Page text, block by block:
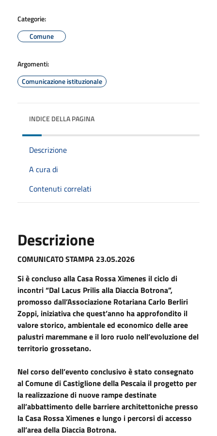
Categorie:
Comune
Argomenti:
Comunicazione istituzionale
INDICE DELLA PAGINA
Descrizione
A cura di
Contenuti correlati
Descrizione
COMUNICATO STAMPA 23.05.2026
Si è concluso alla Casa Rossa Ximenes il ciclo di
incontri “Dal Lacus Prilis alla Diaccia Botrona”,
promosso dall’Associazione Rotariana Carlo Berliri
Zoppi, iniziativa che quest’anno ha approfondito il
valore storico, ambientale ed economico delle aree
palustri maremmane e il loro ruolo nell’evoluzione del
territorio grossetano.
Nel corso dell’evento conclusivo è stato consegnato
al Comune di Castiglione della Pescaia il progetto per
la realizzazione di nuove rampe destinate
all’abbattimento delle barriere architettoniche presso
la Casa Rossa Ximenes e lungo i percorsi di accesso
all’area della Diaccia Botrona.